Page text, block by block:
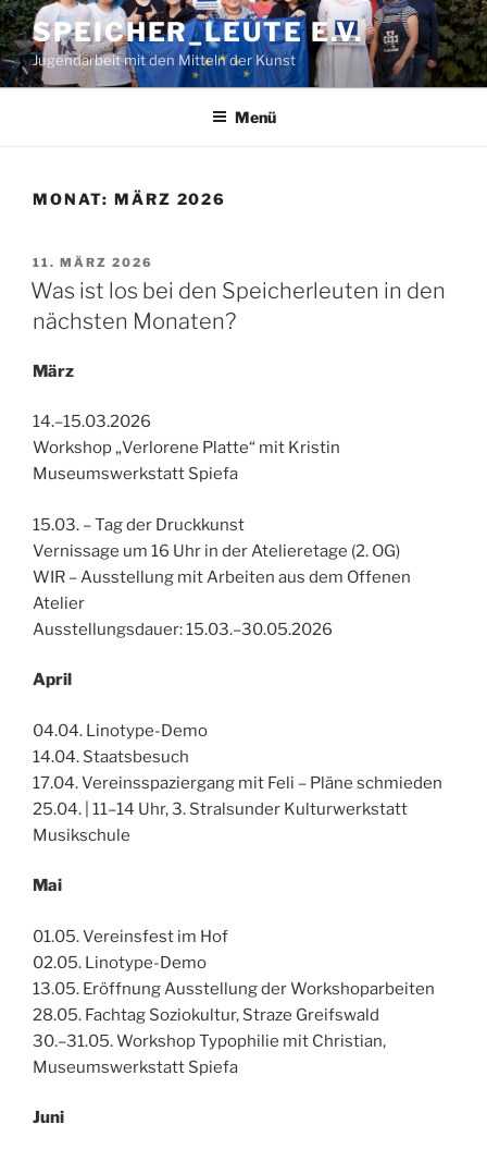
Zum
Inhalt
springen
SPEICHER_LEUTE E.V.
Jugendarbeit mit den Mitteln der Kunst
Menü
MONAT: MÄRZ 2026
VERÖFFENTLICHT
AM
11. MÄRZ 2026
Was ist los bei den Speicherleuten in den
nächsten Monaten?
März
14.–15.03.2026
Workshop „Verlorene Platte“ mit Kristin
Museumswerkstatt Spiefa
15.03. – Tag der Druckkunst
Vernissage um 16 Uhr in der Atelieretage (2. OG)
WIR – Ausstellung mit Arbeiten aus dem Offenen
Atelier
Ausstellungsdauer: 15.03.–30.05.2026
April
04.04. Linotype-Demo
14.04. Staatsbesuch
17.04. Vereinsspaziergang mit Feli – Pläne schmieden
25.04. | 11–14 Uhr, 3. Stralsunder Kulturwerkstatt
Musikschule
Mai
01.05. Vereinsfest im Hof
02.05. Linotype-Demo
13.05. Eröffnung Ausstellung der Workshoparbeiten
28.05. Fachtag Soziokultur, Straze Greifswald
30.–31.05. Workshop Typophilie mit Christian,
Museumswerkstatt Spiefa
Juni